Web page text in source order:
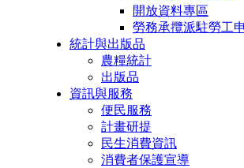
開放資料專區
勞務承攬派駐勞工
統計與出版品
農糧統計
出版品
資訊與服務
便民服務
計畫研提
民生消費資訊
消費者保護宣導